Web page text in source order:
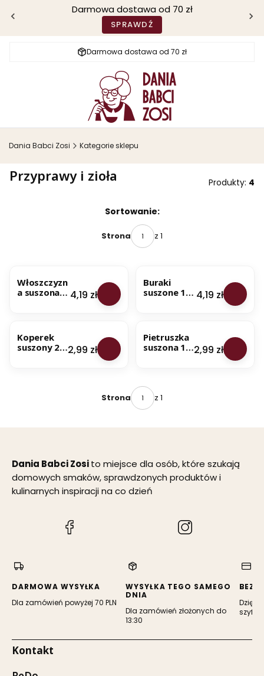
Darmowa dostawa od 70 zł
SPRAWDŹ
Darmowa dostawa od 70 zł
Dania Babci Zosi Kategorie sklepu
Przyprawy i zioła Produkty: 4
Sortowanie:
Strona z 1
Włoszczyzn
a suszona
Cena
4,19 zł
Buraki
suszone 100 Cena
4,19 zł
Koperek
suszony 20 Cena
2,99 zł
Pietruszka
suszona 15 Cena
2,99 zł
Strona z 1
Dania Babci Zosito miejsce dla osób, które szukają
domowych smaków, sprawdzonych produktów i
kulinarnych inspiracji na co dzień
(Otwiera
DARMOWA WYSYŁKA
Dla zamówień powyżej 70 PLN
WYSYŁKA TEGO SAMEGO
DNIA
Dla zamówień złożonych do
13:30
Dzięki
Kontakt